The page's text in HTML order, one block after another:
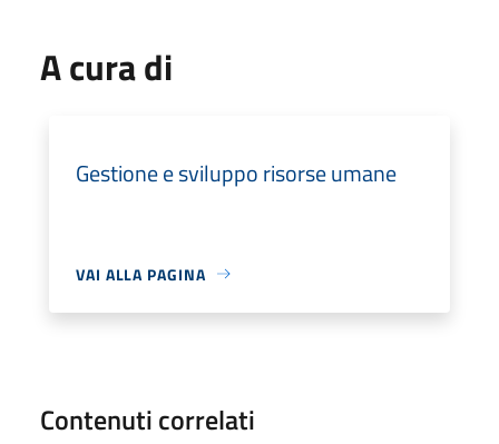
A cura di
Gestione e sviluppo risorse umane
VAI ALLA PAGINA
Contenuti correlati